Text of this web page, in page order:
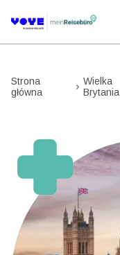
Strona
główna
Wielka
Brytania